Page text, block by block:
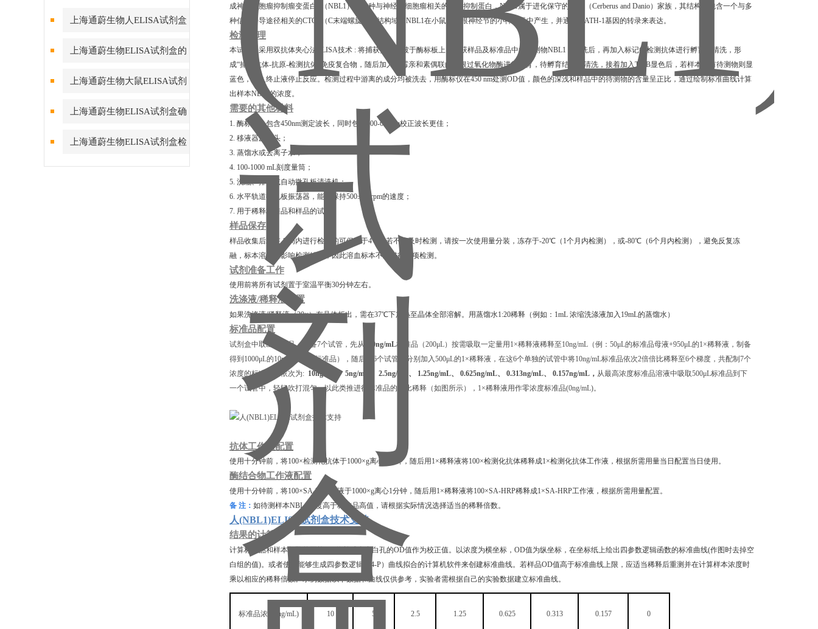
上海通蔚生物人ELISA试剂盒
实验酶标仪环境的重要性
上海通蔚生物ELISA试剂盒的
测定方法及要求
上海通蔚生物大鼠ELISA试剂
盒的组成和保存
上海通蔚生物ELISA试剂盒确
保数据真实可靠
上海通蔚生物ELISA试剂盒检
测结果的稳定性
成神经细胞瘤抑制瘤变蛋白1（NBL1）是一种与神经母细胞瘤相关的肿瘤抑制蛋白，NBL1属于进化保守的CAN（Cerberus and Danio）家族，其结构中包含一个与多
种信号传导途径相关的CTCT（C末端螺旋样）结构域，NBL1在小鼠的背根神经节的小神经元中产生，并通过MATH-1基因的转录来表达。
检测原理
本试剂盒采用双抗体夹心法ELISA技术 : 将捕获抗体包被于酶标板上，捕获样品及标准品中的待测物NBL1
清洗后，再加入标记的检测抗体进行孵育后清洗，形
成“捕获抗体-抗原-检测抗体"免疫复合物，随后加入链霉亲和素偶联的辣根过氧化物酶进行孵育，待孵育结束后清洗，接着加入TMB显色后，若样本中有待测物则显
蓝色，加入终止液停止反应。检测过程中游离的成分均被洗去，用酶标仪在450 nm处测OD值，颜色的深浅和样品中的待测物的含量呈正比，通过绘制标准曲线计算
出样本NBL1的浓度。
需要的其他材料
1. 酶标仪，包含450nm测定波长，同时包含600-680nm校正波长更佳；
2. 移液器及枪头；
3. 蒸馏水或去离子水；
4. 100-1000 mL刻度量筒；
5. 洗瓶、排枪或自动微孔板清洗机；
6. 水平轨道微孔板振荡器，能够保持500±50 rpm的速度；
7. 用于稀释标准品和样品的试管。
样品保存
样品收集后若在 1 周内进行检测的可保存于4℃，若不能及时检测，请按一次使用量分装，冻存于-20℃（1个月内检测），或-80℃（6个月内检测），避免反复冻
融，标本溶血会影响检测结果，因此溶血标本不宜进行此项检测。
试剂准备工作
使用前将所有试剂置于室温平衡30分钟左右。
洗涤液/稀释液配置
如果洗涤液/稀释液（20×）有晶体析出，需在37℃下加热⾄晶体全部溶解。用蒸馏水1:20稀释（例如：1mL 浓缩洗涤液加入19mL的蒸馏水）
标准品配置
试剂盒中取出标准品，准备7个试管，先从 200ng/mL标准品（200μL）按需吸取一定量用1×稀释液稀释至10ng/mL（例：50μL的标准品母液+950μL的1×稀释液，制备
得到1000μL的10ng/mL浓度标准品），随后在6个试管中分别加入500μL的1×稀释液，在这6个单独的试管中将10ng/mL标准品依次2倍倍比稀释至6个梯度，共配制7个
浓度的标准品，依次为: 10ng/mL、 5ng/mL、 2.5ng/mL、 1.25ng/mL、 0.625ng/mL、 0.313ng/mL、 0.157ng/mL， 从最高浓度标准品溶液中吸取500μL标准品到下
一个试管中，轻轻吹打混匀，以此类推进行标准品的倍比稀释（如图所示），1×稀释液用作零浓度标准品(0ng/mL)。
抗体工作液配置
使用十分钟前，将100×检测化抗体于1000×g离心1分钟，随后用1×稀释液将100×检测化抗体稀释成1×检测化抗体工作液，根据所需用量当日配置当日使用。
酶结合物工作液配置
使用十分钟前，将100×SA-HRP溶液于1000×g离心1分钟，随后用1×稀释液将100×SA-HRP稀释成1×SA-HRP工作液，根据所需用量配置。
备 注： 如待测样本NBL1 浓度高于标准品高值，请根据实际情况选择适当的稀释倍数。
人(NBL1)ELISA试剂盒技术支持
结果的计算
计算标准品和样本复孔的平均
OD值并减去空白孔的OD值作为校正值。以浓度为横坐标，OD值为纵坐标，在坐标纸上绘出四参数逻辑函数的标准曲线(作图时去掉空
白组的值)。或者使用能够生成四参数逻辑（4-P）曲线拟合的计算机软件来创建标准曲线。若样品OD值高于标准曲线上限，应适当稀释后重测并在计算样本浓度时
乘以相应的稀释倍数。示例数据以下数据和曲线仅供参考，实验者需根据自己的实验数据建立标准曲线。
标准品浓度 (ng/mL) 10 5 2.5 1.25 0.625 0.313 0.157 0